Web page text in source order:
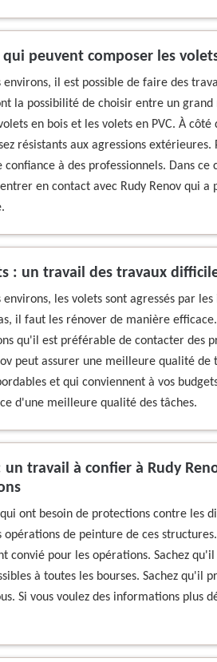
peuvent composer les
environs, il est possible de faire des
la possibilité de choisir entre un grand
en bois et les volets en PVC. À côté
résistants aux agressions extérieures.
à des professionnels. Dans ce
en contact avec Rudy Renov qui a
: un travail des travaux
les volets sont agressés par
il faut les rénover de manière
qu'il est préférable de contacter des
peut assurer une meilleure qualité de
et qui conviennent à vos
d'une meilleure qualité des tâches.
travail à confier à Rudy
ont besoin de protections contre les
de peinture de ces
convié pour les opérations. Sachez
à toutes les bourses. Sachez qu'il
Si vous voulez des informations plus